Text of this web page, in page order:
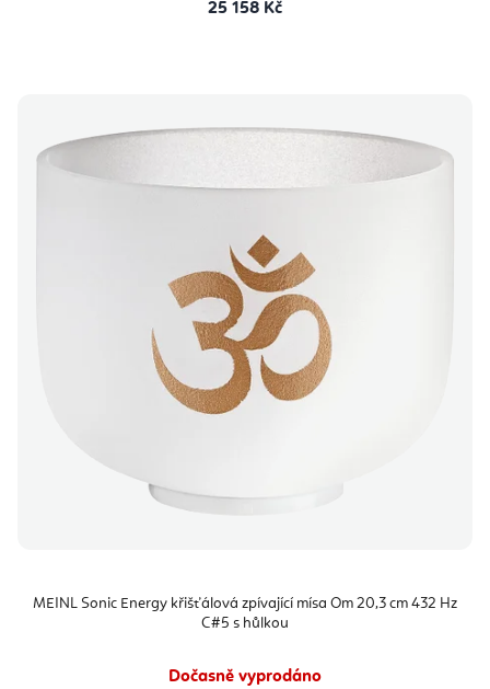
25 158 Kč
MEINL Sonic Energy křišťálová zpívající mísa Om 20,3 cm 432 Hz
C#5 s hůlkou
Dočasně vyprodáno